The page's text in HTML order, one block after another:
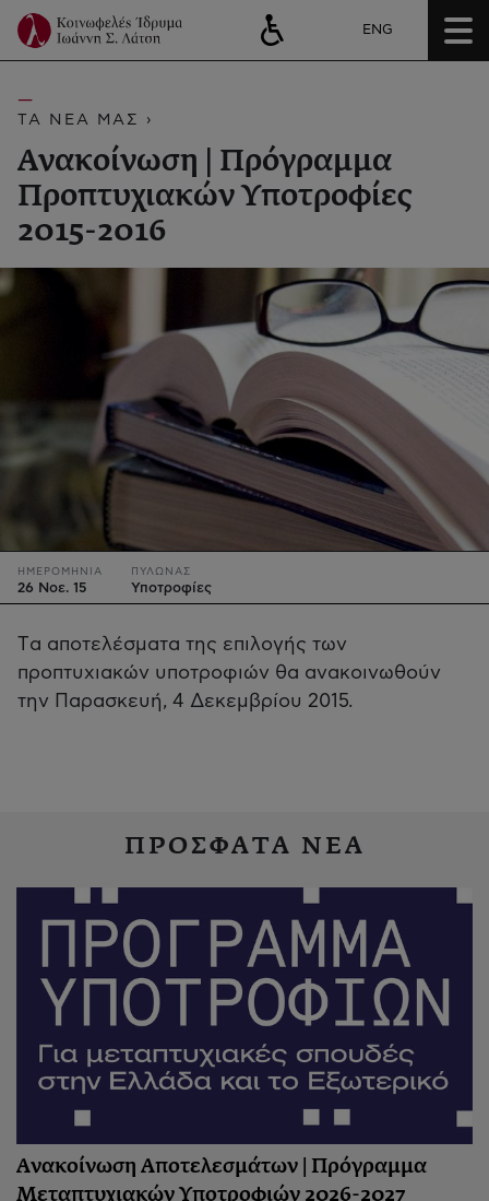
ENG
ΤΑ ΝΕΑ ΜΑΣ ›
Ανακοίνωση | Πρόγραμμα
Προπτυχιακών Υποτροφίες
2015-2016
ΗΜΕΡΟΜΗΝΙΑ
26 Νοε. 15
ΠΥΛΩΝΑΣ
Υποτροφίες
Tα αποτελέσματα της επιλογής των
προπτυχιακών υποτροφιών θα ανακοινωθούν
την Παρασκευή, 4 Δεκεμβρίου 2015.
ΠΡΟΣΦΑΤΑ ΝΕΑ
Ανακοίνωση Αποτελεσμάτων | Πρόγραμμα
Μεταπτυχιακών Υποτροφιών 2026-2027